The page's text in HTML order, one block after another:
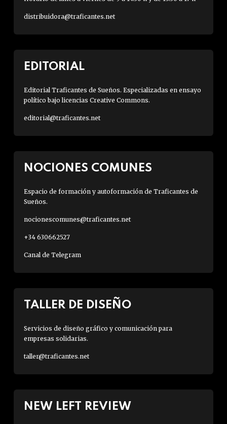
distribuidora@traficantes.net
EDITORIAL
Editorial Traficantes de Sueños. Especializadas en ensayo
político bajo licencias Creative Commons.
editorial@traficantes.net
NOCIONES COMUNES
Espacio de formación y autoformación de Traficantes de
Sueños.
nocionescomunes@traficantes.net
+34 630662527
Canal de Telegram
TALLER DE DISEÑO
Servicios de diseño gráfico y comunicación para
empresas solidarias.
taller@traficantes.net
NEW LEFT REVIEW